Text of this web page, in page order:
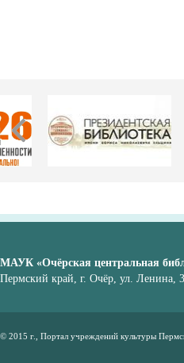
МАУК «Очёрская центральная
Пермский край, г. Очёр, ул. Ленина,
© 2015 г., Портал учреждений культуры